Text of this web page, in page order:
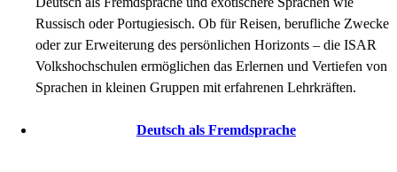
Russisch oder Portugiesisch. Ob für Reisen, berufliche Zwecke
oder zur Erweiterung des persönlichen Horizonts – die ISAR
Volkshochschulen ermöglichen das Erlernen und Vertiefen von
Sprachen in kleinen Gruppen mit erfahrenen Lehrkräften.
Deutsch als Fremdsprache